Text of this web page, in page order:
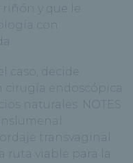
y que le
con
caso, decide
cirugía endoscópica
naturales: NOTES
transvaginal.
ruta viable para la